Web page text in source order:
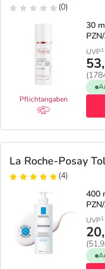
(0)
Pflichtangaben
30
UVP1
La Roche-Posay
(4)
400
UVP1